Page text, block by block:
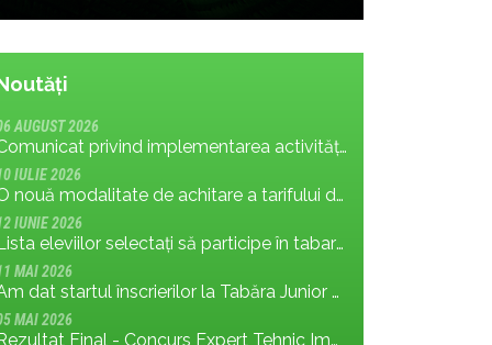
AUGUST 2026
Comunicat privind implementarea activității: măsura MR.8.1.4 din planul de management; cu privire la tronsonul de drum cuprins între Baraj Gura Apelor și Cabana Rotunda
IULIE 2026
O nouă modalitate de achitare a tarifului de vizitare în Parcul Național Retezat
IUNIE 2026
Lista eleviilor selectați să participe în tabara Junior Ranger 2026
MAI 2026
Am dat startul înscrierilor la Tabăra Junior Ranger 2026 – Oameni conectați prin natură – tineri și comunități pentru viitorul Parcului Național Retezat
MAI 2026
Rezultat Final - Concurs Expert Tehnic Implementare 3 05.05.2026